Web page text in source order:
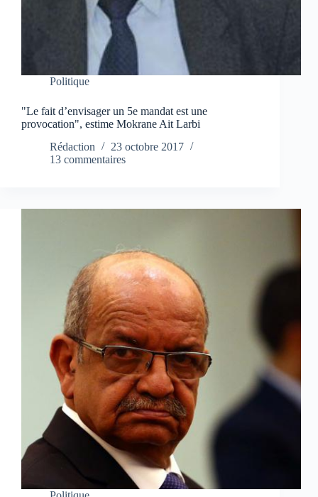
Politique
"Le fait d’envisager un 5e mandat est une
provocation", estime Mokrane Ait Larbi
Rédaction
23 octobre 2017
13 commentaires